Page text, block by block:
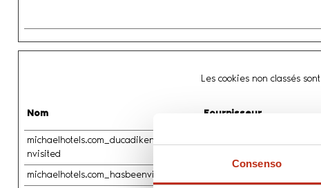
Consenso
Les cookies non classés
Nom Fournisseur
michaelhotels.com_ducadikent_hasbee
nvisited
michaelhotels.com_hasbeenvisited